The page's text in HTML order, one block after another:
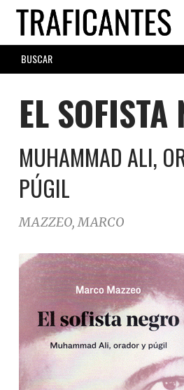
Skip
main
content
SEARCH
FORM
EL SOFISTA
MUHAMMAD ALI, ORADOR Y
PÚGIL
MAZZEO, MARCO